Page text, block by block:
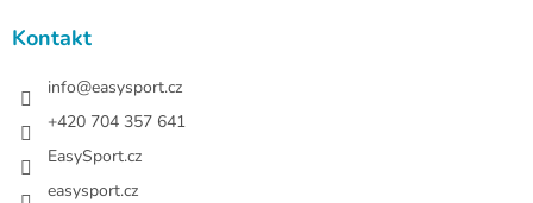
Kontakt
info@easysport.cz
+420 704 357 641
EasySport.cz
easysport.cz